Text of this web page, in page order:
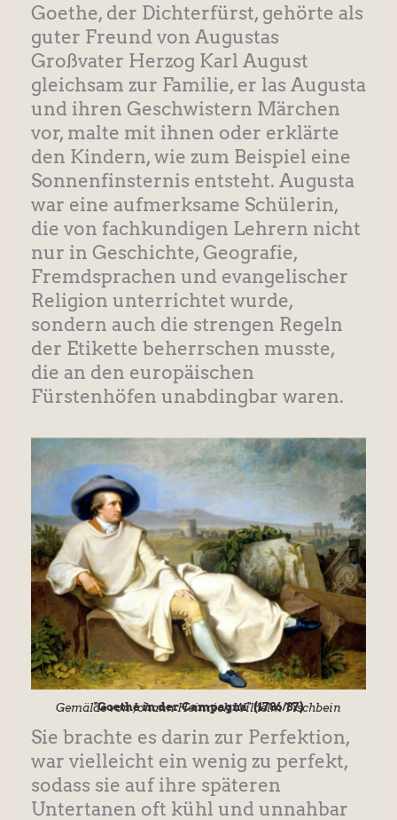
Goethe, der Dichterfürst, gehörte als
guter Freund von Augustas
Großvater Herzog Karl August
gleichsam zur Familie, er las Augusta
und ihren Geschwistern Märchen
vor, malte mit ihnen oder erklärte
den Kindern, wie zum Beispiel eine
Sonnenfinsternis entsteht. Augusta
war eine aufmerksame Schülerin,
die von fachkundigen Lehrern nicht
nur in Geschichte, Geografie,
Fremdsprachen und evangelischer
Religion unterrichtet wurde,
sondern auch die strengen Regeln
der Etikette beherrschen musste,
die an den europäischen
Fürstenhöfen unabdingbar waren.
"Goethe in der Campagna" (1786/87)
Gemälde von Johann Heinrich Wilhelm Tischbein
Sie brachte es darin zur Perfektion,
war vielleicht ein wenig zu perfekt,
sodass sie auf ihre späteren
Untertanen oft kühl und unnahbar